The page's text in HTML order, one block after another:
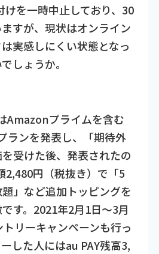
けを一時中止しており、30
すが、現状はオンライン
実感しにくい状態となっ
しょうか。
Amazonプライムを含む
ランを発表し、「期待外
受けた後、発表されたの
2,480円（税抜き）で「5
」など追加トッピングを
す。2021年2月1日～3月
リーキャンペーンも行っ
した人にはau PAY残高3,